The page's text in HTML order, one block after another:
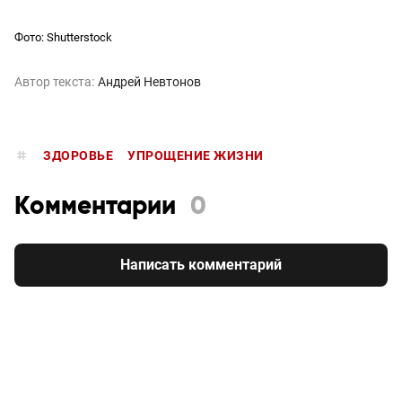
Фото: Shutterstock
Автор текста: Андрей Невтонов
ЗДОРОВЬЕ УПРОЩЕНИЕ ЖИЗНИ
Комментарии 0
Написать комментарий